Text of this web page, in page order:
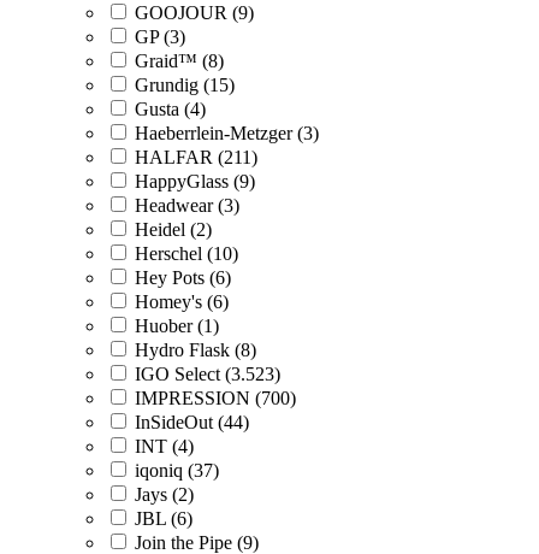
GOOJOUR (9)
GP (3)
Graid™ (8)
Grundig (15)
Gusta (4)
Haeberrlein-Metzger (3)
HALFAR (211)
HappyGlass (9)
Headwear (3)
Heidel (2)
Herschel (10)
Hey Pots (6)
Homey's (6)
Huober (1)
Hydro Flask (8)
IGO Select (3.523)
IMPRESSION (700)
InSideOut (44)
INT (4)
iqoniq (37)
Jays (2)
JBL (6)
Join the Pipe (9)